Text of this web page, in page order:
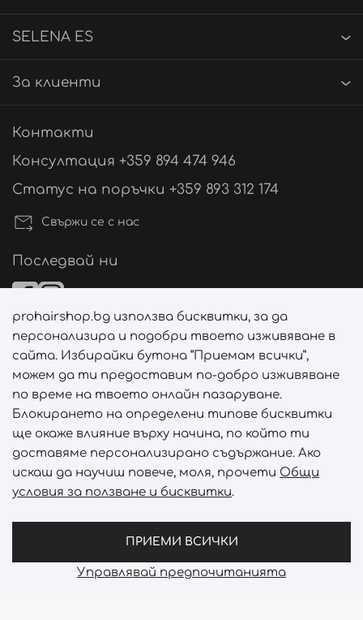
SELENA ES
За клиенти
Контакти
Консултация +359 894 474 946
Статус на поръчки +359 893 312 174
Свържи се с нас
Последвай ни
Начини на плащане
Начини на доставка
Отключи ексклузивни отстъпки и лимитирани
Prohair Shop © 2026 - Всички права запазени
prohairshop.bg използва бисквитки, за да
персонализира и подобри твоето изживяване в
сайта. Избирайки бутона “Приемам всички”,
можем да ти предоставим по-добро изживяване
по време на твоето онлайн пазаруване.
Блокирането на определени типове бисквитки
ще окаже влияние върху начина, по който ти
доставяме персонализирано съдържание. Ако
искаш да научиш повече, моля, прочети Общи
условия за ползване и бисквитки.
ПРИЕМИ ВСИЧКИ
Управлявай предпочитанията